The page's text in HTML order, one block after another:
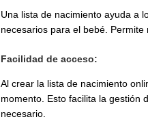
Una lista de nacimiento ayuda a
necesarios para el bebé.
Facilidad de acceso:
Al crear la lista de nacimiento
momento. Esto facilita la gestión
necesario.